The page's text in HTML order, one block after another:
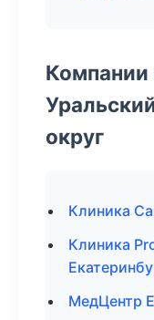
Компании
округ
Клиника
Клиника
МедЦентр